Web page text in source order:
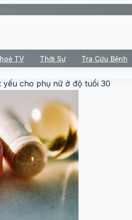
TV Thời Sự Tra Cứu Bệnh
yếu cho phụ nữ ở độ tuổi 30